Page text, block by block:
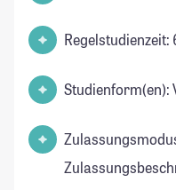
Regelstudienzeit:
Studienform(en):